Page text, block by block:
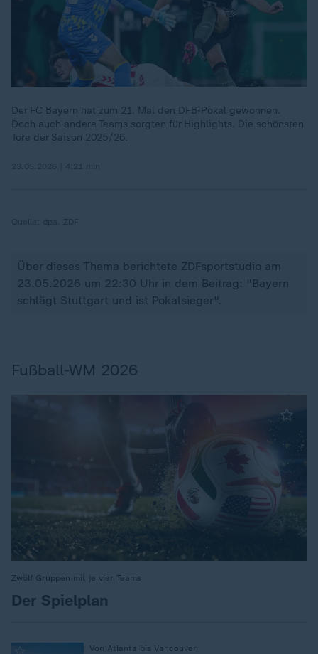
Der FC Bayern hat zum 21. Mal den DFB-Pokal gewonnen.
Doch auch andere Teams sorgten für Highlights. Die schönsten
Tore der Saison 2025/26.
Über dieses Thema berichtete ZDFsportstudio am
23.05.2026 um 22:30 Uhr in dem Beitrag: "Bayern
schlägt Stuttgart und ist Pokalsieger".
Fußball-WM 2026
Zwölf Gruppen mit je vier Teams
:
Der Spielplan
Von Atlanta bis Vancouver